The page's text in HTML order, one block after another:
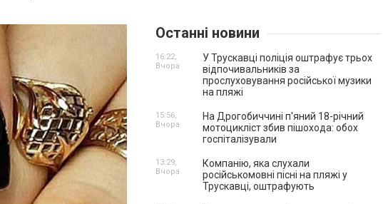
Останні новини
У Трускавці поліція оштрафує трьох
відпочивальників за
прослуховування російської музики
на пляжі
16:22,
Вчора
На Дрогобиччині п'яний 18-річний
мотоцикліст збив пішохода: обох
госпіталізували
15:56,
Вчора
Компанію, яка слухали
російськомовні пісні на пляжі у
Трускавці, оштрафують
13:29,
Вчора